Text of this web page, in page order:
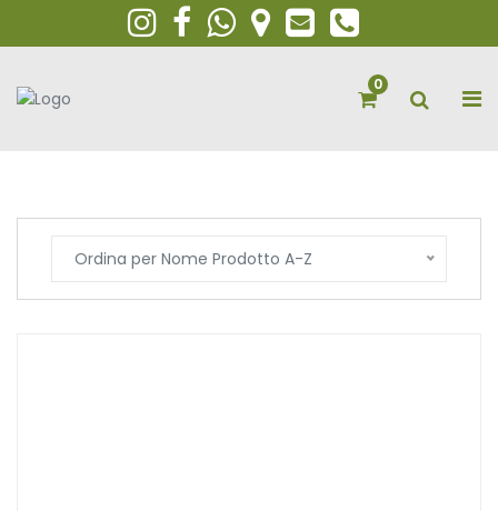
0
Ordina per Nome Prodotto A-Z